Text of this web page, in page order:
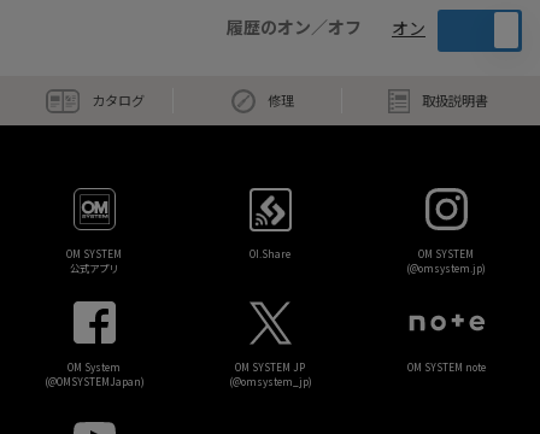
履歴のオン／オフ オン
カタログ 修理 取扱説明書
OM SYSTEM
公式アプリ
OI.Share
OM SYSTEM
(@omsystem.jp)
OM System
(@OMSYSTEMJapan)
OM SYSTEM JP
(@omsystem_jp)
OM SYSTEM note